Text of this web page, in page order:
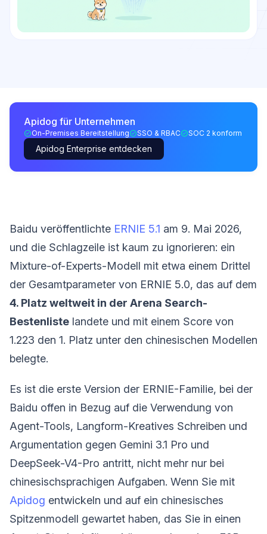
Apidog für Unternehmen
On-Premises Bereitstellung SSO & RBAC SOC 2 konform
Apidog Enterprise entdecken
Baidu veröffentlichte ERNIE 5.1 am 9. Mai 2026,
und die Schlagzeile ist kaum zu ignorieren: ein
Mixture-of-Experts-Modell mit etwa einem Drittel
der Gesamtparameter von ERNIE 5.0, das auf dem
4. Platz weltweit in der Arena Search-
Bestenliste landete und mit einem Score von
1.223 den 1. Platz unter den chinesischen Modellen
belegte.
Es ist die erste Version der ERNIE-Familie, bei der
Baidu offen in Bezug auf die Verwendung von
Agent-Tools, Langform-Kreatives Schreiben und
Argumentation gegen Gemini 3.1 Pro und
DeepSeek-V4-Pro antritt, nicht mehr nur bei
chinesischsprachigen Aufgaben. Wenn Sie mit
Apidog entwickeln und auf ein chinesisches
Spitzenmodell gewartet haben, das Sie in einen